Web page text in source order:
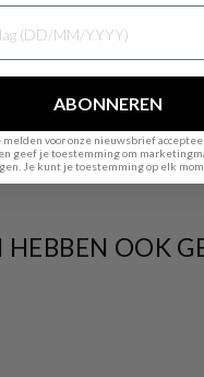
5% elastaan
STEL EEN VRAAG
HEBBEN OOK
ABONNEREN
melden voor onze nieuwsbrief
geef je toestemming om
Je kunt je toestemming op elk